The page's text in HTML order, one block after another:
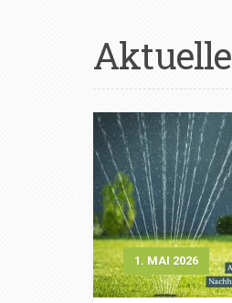
Aktuelle
1. MAI 2026